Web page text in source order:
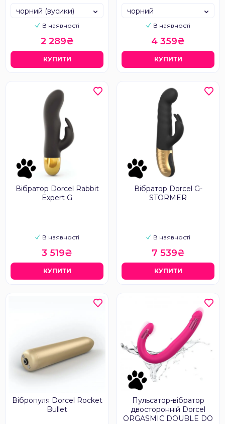
В наявності
чорний (вусики)
2 289₴
КУПИТИ
В наявності
чорний
4 359₴
КУПИТИ
Вібратор Dorcel Rabbit
Expert G
В наявності
3 519₴
КУПИТИ
Вібратор Dorcel G-
STORMER
В наявності
7 539₴
КУПИТИ
Вібропуля Dorcel Rocket
Bullet
Пульсатор-вібратор
двосторонній Dorcel
ORGASMIC DOUBLE DO